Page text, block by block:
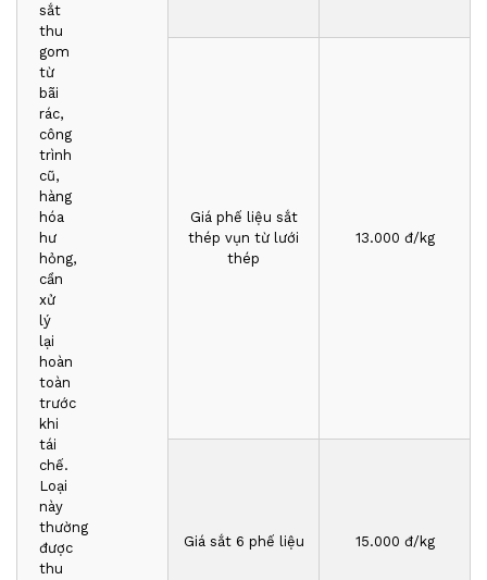
sắt
thu
gom
từ
bãi
rác,
công
trình
cũ,
hàng
hóa
hư
hỏng,
cần
xử
lý
lại
hoàn
toàn
trước
khi
tái
chế.
Loại
này
thường
được
thu
Giá phế liệu sắt
thép vụn từ lưới
thép
13.000 đ/kg
Giá sắt 6 phế liệu 15.000 đ/kg